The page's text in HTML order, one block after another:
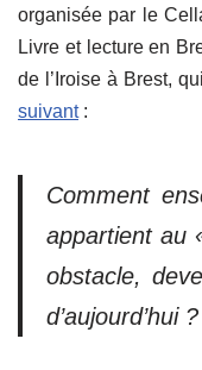
organisée par le
Livre et lecture en
de l’Iroise à Brest,
suivant:
Comment
appartient au
obstacle,
d’aujourd’hui ?